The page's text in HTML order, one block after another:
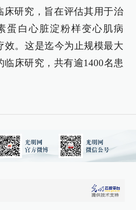
床研究，旨在评估其用于治
蛋白心脏淀粉样变心肌病
效。这是迄今为止规模最大
临床研究，共有逾1400名患